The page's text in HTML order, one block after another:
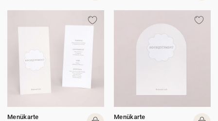
Menükarte
Menükarte